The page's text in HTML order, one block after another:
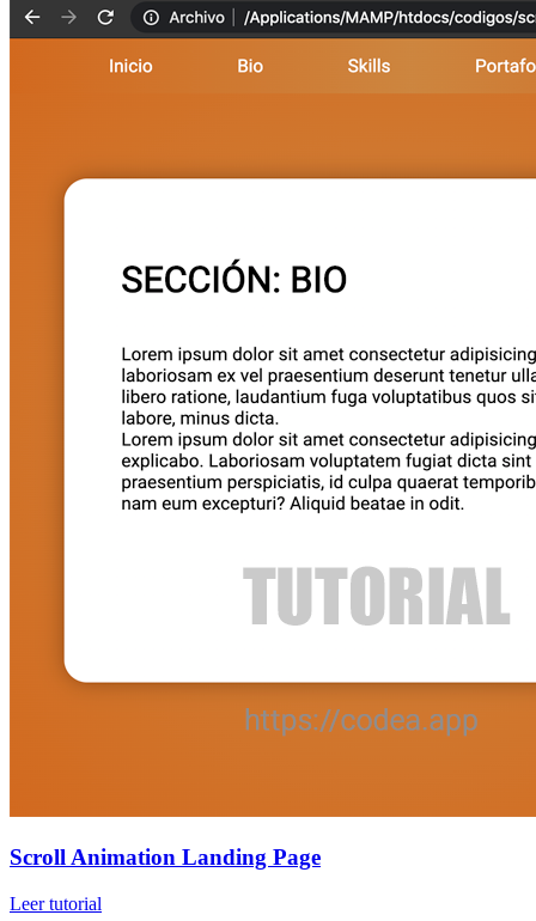
Scroll Animation Landing Page
Leer tutorial